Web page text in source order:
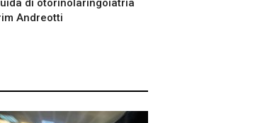
di otorinolaringoiatria
Andreotti